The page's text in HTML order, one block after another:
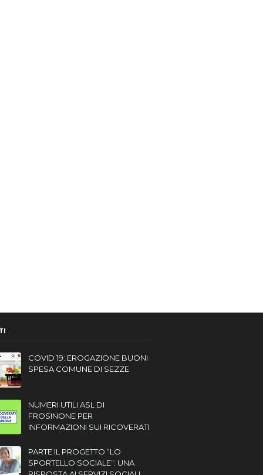
COVID 19: EROGAZIONE BUONI
SPESA COMUNE DI SEZZE
NUMERI UTILI ASL DI
FROSINONE PER
INFORMAZIONI SUI RICOVERATI
PARTE IL PROGETTO “LO
SPORTELLO SOCIALE”: UNA